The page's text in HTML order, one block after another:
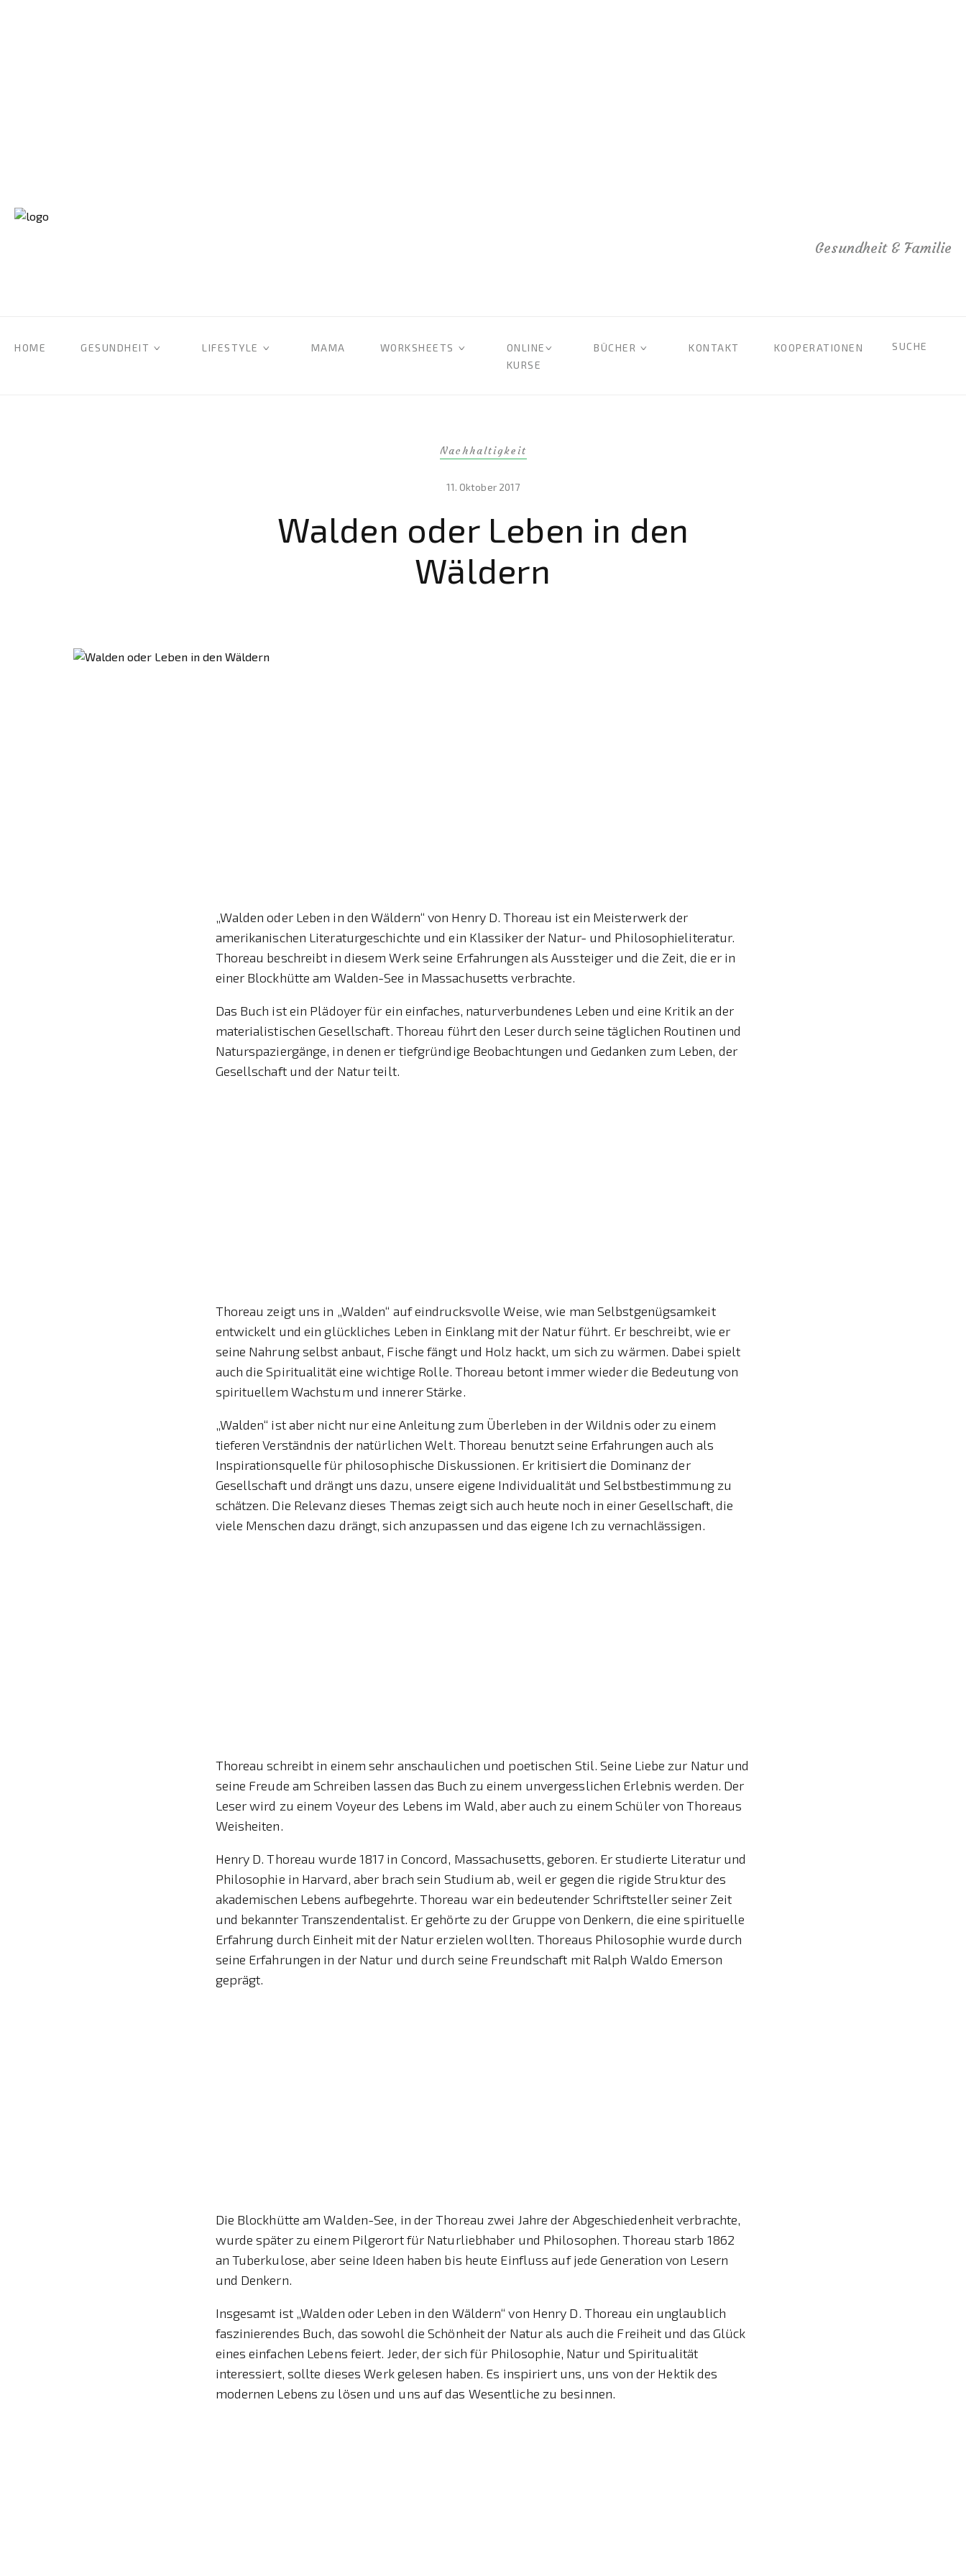
Gesundheit & Familie
HOME GESUNDHEIT LIFESTYLE MAMA WORKSHEETS
ONLINE
KURSE
BÜCHER KONTAKT KOOPERATIONEN SUCHE
Nachhaltigkeit
11. Oktober 2017
Walden oder Leben in den
Wäldern
„Walden oder Leben in den Wäldern“ von Henry D. Thoreau ist ein Meisterwerk der
amerikanischen Literaturgeschichte und ein Klassiker der Natur- und Philosophieliteratur.
Thoreau beschreibt in diesem Werk seine Erfahrungen als Aussteiger und die Zeit, die er in
einer Blockhütte am Walden-See in Massachusetts verbrachte.
Das Buch ist ein Plädoyer für ein einfaches, naturverbundenes Leben und eine Kritik an der
materialistischen Gesellschaft. Thoreau führt den Leser durch seine täglichen Routinen und
Naturspaziergänge, in denen er tiefgründige Beobachtungen und Gedanken zum Leben, der
Gesellschaft und der Natur teilt.
Thoreau zeigt uns in „Walden“ auf eindrucksvolle Weise, wie man Selbstgenügsamkeit
entwickelt und ein glückliches Leben in Einklang mit der Natur führt. Er beschreibt, wie er
seine Nahrung selbst anbaut, Fische fängt und Holz hackt, um sich zu wärmen. Dabei spielt
auch die Spiritualität eine wichtige Rolle. Thoreau betont immer wieder die Bedeutung von
spirituellem Wachstum und innerer Stärke.
„Walden“ ist aber nicht nur eine Anleitung zum Überleben in der Wildnis oder zu einem
tieferen Verständnis der natürlichen Welt. Thoreau benutzt seine Erfahrungen auch als
Inspirationsquelle für philosophische Diskussionen. Er kritisiert die Dominanz der
Gesellschaft und drängt uns dazu, unsere eigene Individualität und Selbstbestimmung zu
schätzen. Die Relevanz dieses Themas zeigt sich auch heute noch in einer Gesellschaft, die
viele Menschen dazu drängt, sich anzupassen und das eigene Ich zu vernachlässigen.
Thoreau schreibt in einem sehr anschaulichen und poetischen Stil. Seine Liebe zur Natur und
seine Freude am Schreiben lassen das Buch zu einem unvergesslichen Erlebnis werden. Der
Leser wird zu einem Voyeur des Lebens im Wald, aber auch zu einem Schüler von Thoreaus
Weisheiten.
Henry D. Thoreau wurde 1817 in Concord, Massachusetts, geboren. Er studierte Literatur und
Philosophie in Harvard, aber brach sein Studium ab, weil er gegen die rigide Struktur des
akademischen Lebens aufbegehrte. Thoreau war ein bedeutender Schriftsteller seiner Zeit
und bekannter Transzendentalist. Er gehörte zu der Gruppe von Denkern, die eine spirituelle
Erfahrung durch Einheit mit der Natur erzielen wollten. Thoreaus Philosophie wurde durch
seine Erfahrungen in der Natur und durch seine Freundschaft mit Ralph Waldo Emerson
geprägt.
Die Blockhütte am Walden-See, in der Thoreau zwei Jahre der Abgeschiedenheit verbrachte,
wurde später zu einem Pilgerort für Naturliebhaber und Philosophen. Thoreau starb 1862
an Tuberkulose, aber seine Ideen haben bis heute Einfluss auf jede Generation von Lesern
und Denkern.
Insgesamt ist „Walden oder Leben in den Wäldern“ von Henry D. Thoreau ein unglaublich
faszinierendes Buch, das sowohl die Schönheit der Natur als auch die Freiheit und das Glück
eines einfachen Lebens feiert. Jeder, der sich für Philosophie, Natur und Spiritualität
interessiert, sollte dieses Werk gelesen haben. Es inspiriert uns, uns von der Hektik des
modernen Lebens zu lösen und uns auf das Wesentliche zu besinnen.